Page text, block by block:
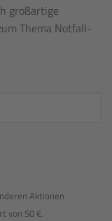
großartige
Thema Notfall-
Aktionen
von 50 €.